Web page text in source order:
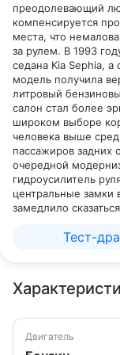
преодолевающий
компенсируется
места, что
за рулем. В 1993
седана Kia Sephia, а
модель получила
литровый
салон стал более
широком выборе
человека выше
пассажиров задних
очередной
гидроусилитель
центральные замки
замедлило
Тест-
Двигатель